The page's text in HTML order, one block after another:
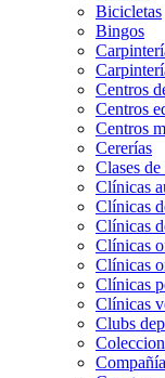
Bicicletas
Bingos
Centros
Centros
Centros
Cererías
Clases
Clínicas
Clínicas
Clínicas
Clínicas
Clínicas
Clínicas
Clínicas
Clubs